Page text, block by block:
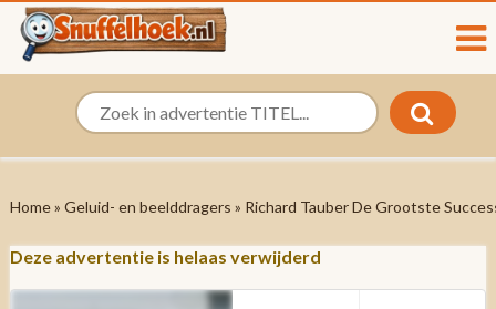
Home» Geluid- en beelddragers » Richard Tauber De Grootste
Deze advertentie is helaas verwijderd